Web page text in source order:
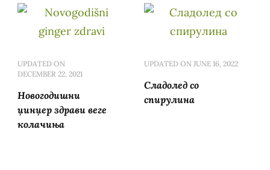
UPDATED ON
DECEMBER 22, 2021
Новогодишни
џинџер здрави веге
колачиња
UPDATED ON JUNE 16, 2022
Сладолед со
спирулина